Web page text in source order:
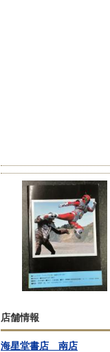
店舗情報
海星堂書店 南店